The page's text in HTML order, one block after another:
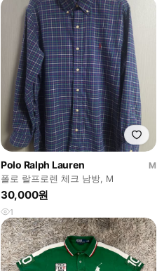
Polo Ralph Lauren
M
폴로 랄프로렌 체크 남방, M
30,000원
1